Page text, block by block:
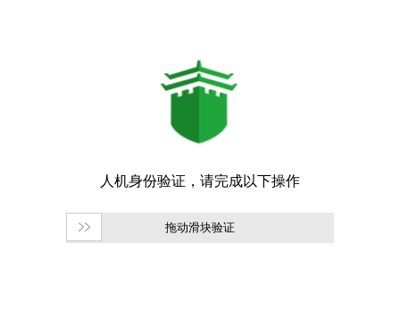
拖动滑块验证